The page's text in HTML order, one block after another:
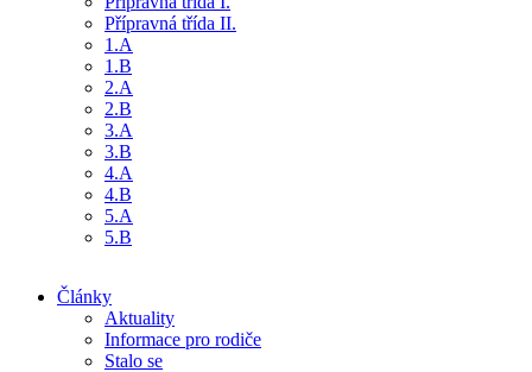
Přípravná třída II.
1.A
1.B
2.A
2.B
3.A
3.B
4.A
4.B
5.A
5.B
Články
Aktuality
Informace pro rodiče
Stalo se